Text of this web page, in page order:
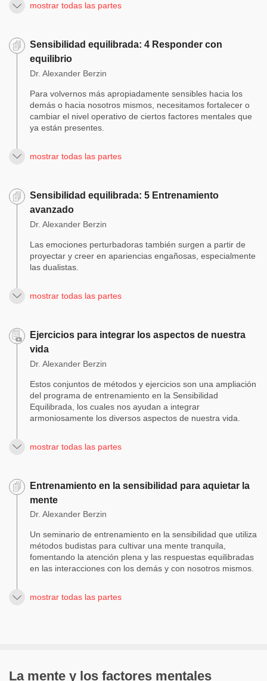
mostrar todas las partes
Sensibilidad equilibrada: 4 Responder con
equilibrio
Dr. Alexander Berzin
Para volvernos más apropiadamente sensibles hacia los
demás o hacia nosotros mismos, necesitamos fortalecer o
cambiar el nivel operativo de ciertos factores mentales que
ya están presentes.
mostrar todas las partes
Sensibilidad equilibrada: 5 Entrenamiento
avanzado
Dr. Alexander Berzin
Las emociones perturbadoras también surgen a partir de
proyectar y creer en apariencias engañosas, especialmente
las dualistas.
mostrar todas las partes
Ejercicios para integrar los aspectos de nuestra
vida
Dr. Alexander Berzin
Estos conjuntos de métodos y ejercicios son una ampliación
del programa de entrenamiento en la Sensibilidad
Equilibrada, los cuales nos ayudan a integrar
armoniosamente los diversos aspectos de nuestra vida.
mostrar todas las partes
Entrenamiento en la sensibilidad para aquietar la
mente
Dr. Alexander Berzin
Un seminario de entrenamiento en la sensibilidad que utiliza
métodos budistas para cultivar una mente tranquila,
fomentando la atención plena y las respuestas equilibradas
en las interacciones con los demás y con nosotros mismos.
mostrar todas las partes
La mente y los factores mentales